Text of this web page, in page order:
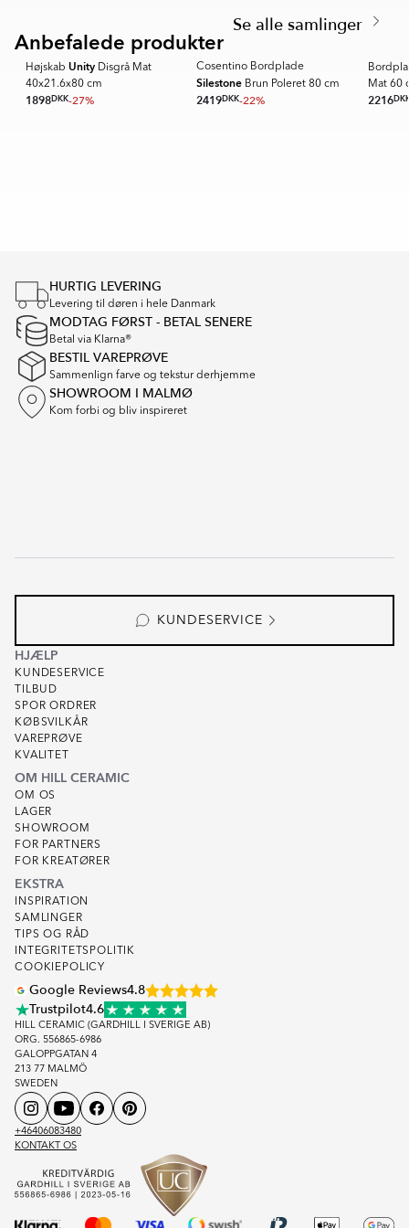
6
Se alle samlinger
Anbefalede produkter
Højskab Unity Disgrå Mat
40x21.6x80 cm
1898DKK-27%
Cosentino Bordplade
Silestone Brun Poleret 80 cm
2419DKK-22%
🥇
Mat 60
2216
HURTIG LEVERING
Levering til døren i hele Danmark
MODTAG FØRST - BETAL SENERE
Betal via Klarna®
BESTIL VAREPRØVE
Sammenlign farve og tekstur derhjemme
SHOWROOM I MALMØ
Kom forbi og bliv inspireret
KUNDESERVICE
HJÆLP
KUNDESERVICE
TILBUD
SPOR ORDRER
KØBSVILKÅR
VAREPRØVE
KVALITET
OM HILL CERAMIC
OM OS
LAGER
SHOWROOM
FOR PARTNERS
FOR KREATØRER
EKSTRA
INSPIRATION
SAMLINGER
TIPS OG RÅD
INTEGRITETSPOLITIK
COOKIEPOLICY
Google Reviews4.8
Trustpilot4.6
HILL CERAMIC (GARDHILL I SVERIGE AB)
ORG. 556865-6986
GALOPPGATAN 4
213 77 MALMÖ
SWEDEN
+46406083480
KONTAKT OS